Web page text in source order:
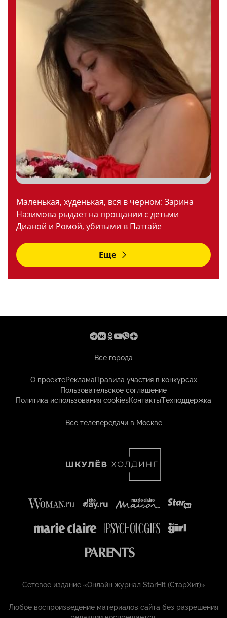
Маленькая, худенькая, вся в черном: Зарина
Назимова рыдает на прощании с детьми
Дианой и Ромой, убитыми в Паттайе
Еще
Все города
О проектеРекламаПравила участия в конкурсах
Пользовательское соглашение
Политика использования cookiesКонтактыТехподдержка
Все телепередачи в Москве
Сетевое издание «Онлайн журнал StarHit (СтарХит)»
Любое воспроизведение материалов сайта без разрешения